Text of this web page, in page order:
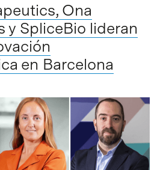
Ona
y SpliceBio lideran
en Barcelona